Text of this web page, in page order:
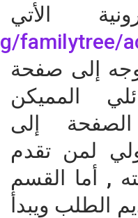
الأتي
familytree/
إلى صفحة
المميكن
إلى
لمن تقدم
, أما القسم
الطلب ويبدأ